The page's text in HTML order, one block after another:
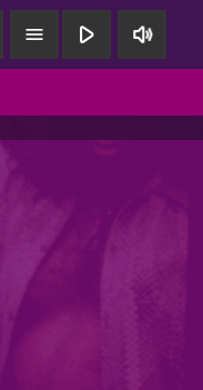
menu play_arrow volume_up